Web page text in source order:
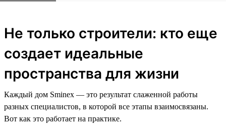
Не только строители: кто еще
создает идеальные
пространства для жизни
Каждый дом Sminex — это результат слаженной работы
разных специалистов, в которой все этапы взаимосвязаны.
Вот как это работает на практике.